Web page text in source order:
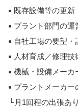
既存設備等の更新
プラント部門の運
自社工場の要望・
人材育成／修理技
機械・設備メーカ
プラントメーカ
└月1回程の出張あり